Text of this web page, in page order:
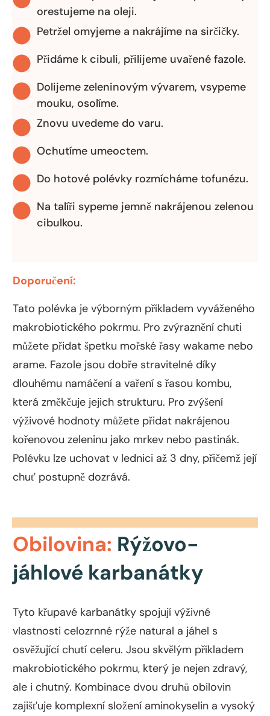
orestujeme na oleji.
Petržel omyjeme a nakrájíme na sirčičky.
Přidáme k cibuli, přilijeme uvařené fazole.
Dolijeme zeleninovým vývarem, vsypeme
mouku, osolíme.
Znovu uvedeme do varu.
Ochutíme umeoctem.
Do hotové polévky rozmícháme tofunézu.
Na talíři sypeme jemně nakrájenou zelenou
cibulkou.
Doporučení:
Tato polévka je výborným příkladem vyváženého
makrobiotického pokrmu. Pro zvýraznění chuti
můžete přidat špetku mořské řasy wakame nebo
arame. Fazole jsou dobře stravitelné díky
dlouhému namáčení a vaření s řasou kombu,
která změkčuje jejich strukturu. Pro zvýšení
výživové hodnoty můžete přidat nakrájenou
kořenovou zeleninu jako mrkev nebo pastinák.
Polévku lze uchovat v lednici až 3 dny, přičemž její
chuť postupně dozrává.
Obilovina: Rýžovo-
jáhlové karbanátky
Tyto křupavé karbanátky spojují výživné
vlastnosti celozrnné rýže natural a jáhel s
osvěžující chutí celeru. Jsou skvělým příkladem
makrobiotického pokrmu, který je nejen zdravý,
ale i chutný. Kombinace dvou druhů obilovin
zajišťuje komplexní složení aminokyselin a vysoký